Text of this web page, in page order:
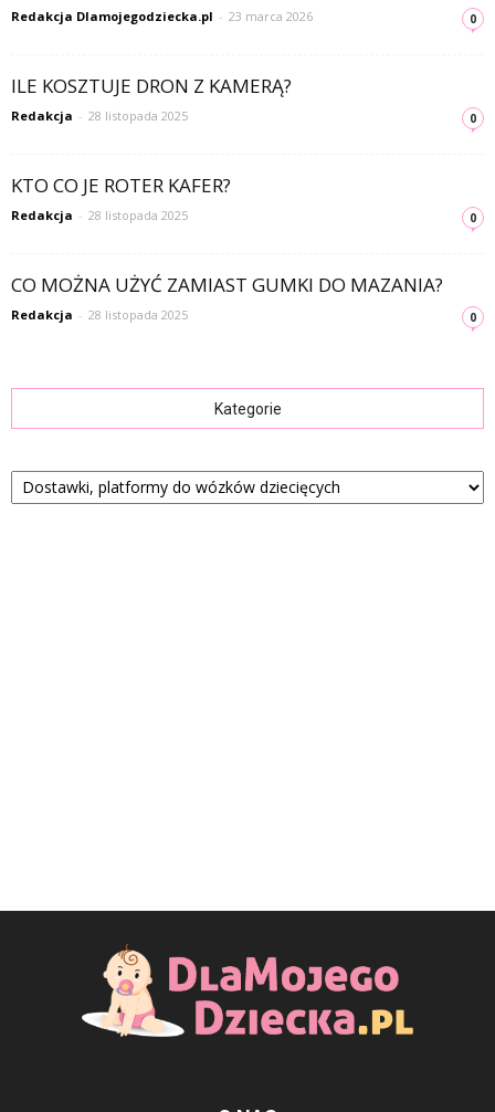
Redakcja Dlamojegodziecka.pl - 23 marca 2026 0
ILE KOSZTUJE DRON Z KAMERĄ?
Redakcja - 28 listopada 2025 0
KTO CO JE ROTER KAFER?
Redakcja - 28 listopada 2025 0
CO MOŻNA UŻYĆ ZAMIAST GUMKI DO MAZANIA?
Redakcja - 28 listopada 2025 0
Kategorie
Kategorie